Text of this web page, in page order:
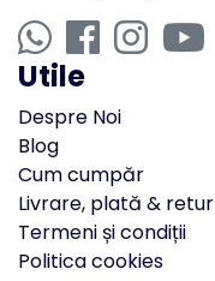
Utile
Despre Noi
Blog
Cum cumpăr
Livrare, plată & retur
Termeni și condiții
Politica cookies